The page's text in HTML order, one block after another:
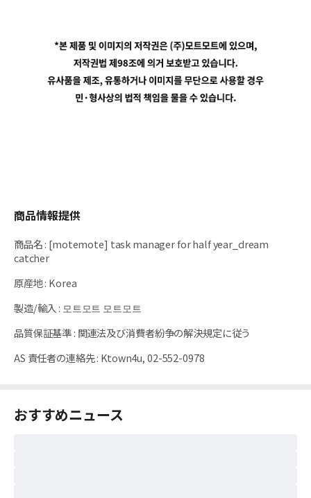
商品情報提供
商品名: [motemote] task manager for half year_dream
catcher
原産地: Korea
製造/輸入 : 모트모트 모트모트
品質保証基準: 関連法及び消費者紛争の解決規定に従う
AS 責任者の連絡先: Ktown4u, 02-552-0978
おすすめニュース